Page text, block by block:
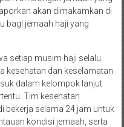
akan dimakamkan di
bagi jemaah haji yang
setiap musim haji selalu
kesehatan dan keselamatan
dalam kelompok lanjut
Tim kesehatan
bekerja selama 24 jam untuk
kondisi jemaah, serta